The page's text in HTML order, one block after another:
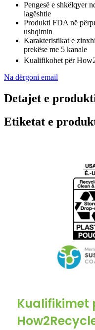
Pengesë e shkëlqyer
lagështie
Produkti FDA në
ushqimin
Karakteristikat e
prekëse me 5 kanale
Kualifikohet për
Na dërgoni email
Detajet e
Etiketat e
Kualifikimet